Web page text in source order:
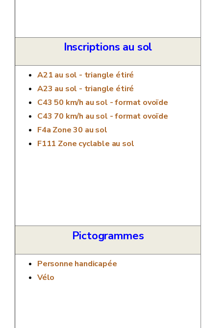
Inscriptions au sol
A21 au sol - triangle étiré
A23 au sol - triangle étiré
C43 50 km/h au sol - format ovoïde
C43 70 km/h au sol - format ovoïde
F4a Zone 30 au sol
F111 Zone cyclable au sol
Pictogrammes
Personne handicapée
Vélo